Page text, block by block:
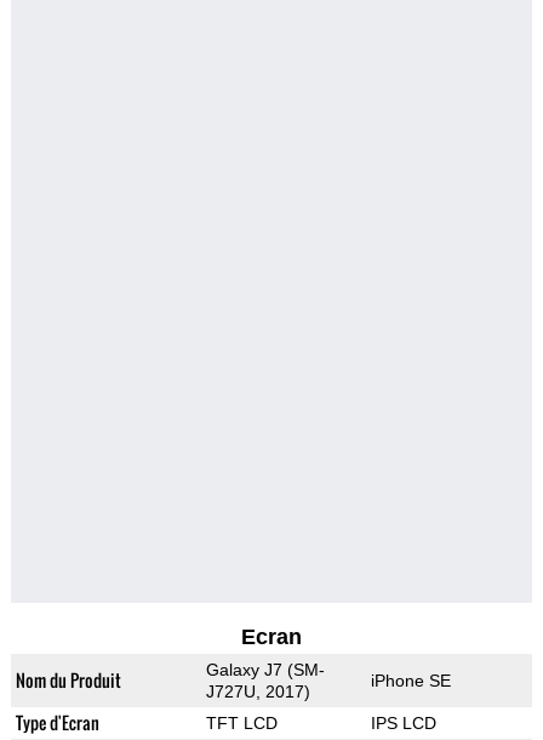
Ecran
Nom du Produit
Galaxy J7 (SM-
J727U, 2017)
iPhone SE
Type d'Ecran TFT LCD IPS LCD